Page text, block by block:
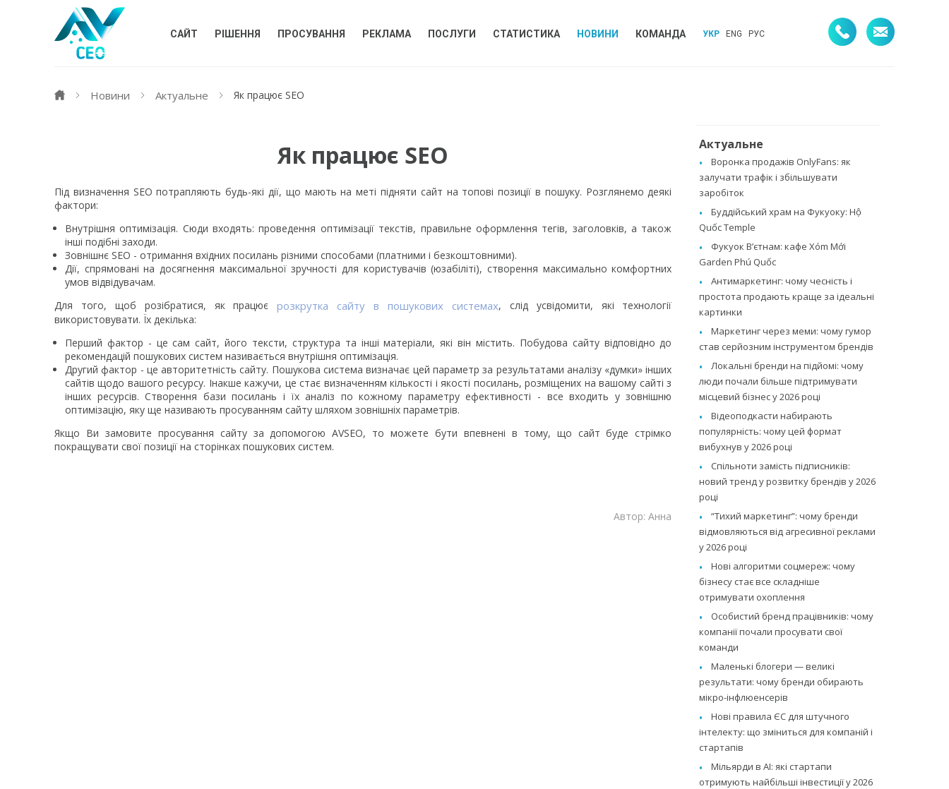
САЙТ РІШЕННЯ ПРОСУВАННЯ РЕКЛАМА ПОСЛУГИ СТАТИСТИКА НОВИНИ КОМАНДА УКР ENG РУС
Новини Актуальне Як працює SEO
Як працює SEO
Під визначення SEO потрапляють будь-які дії, що мають на меті підняти сайт на топові позиції в пошуку. Розглянемо деякі
фактори:
Внутрішня оптимізація. Сюди входять: проведення оптимізації текстів, правильне оформлення тегів, заголовків, а також
інші подібні заходи.
Зовнішнє SEO - отримання вхідних посилань різними способами (платними і безкоштовними).
Дії, спрямовані на досягнення максимальної зручності для користувачів (юзабіліті), створення максимально комфортних
умов відвідувачам.
Для того, щоб розібратися, як працюєрозкрутка сайту в пошукових системах, слід усвідомити, які технології
використовувати. Їх декілька:
Перший фактор - це сам сайт, його тексти, структура та інші матеріали, які він містить. Побудова сайту відповідно до
рекомендацій пошукових систем називається внутрішня оптимізація.
Другий фактор - це авторитетність сайту. Пошукова система визначає цей параметр за результатами аналізу «думки» інших
сайтів щодо вашого ресурсу. Інакше кажучи, це стає визначенням кількості і якості посилань, розміщених на вашому сайті з
інших ресурсів. Створення бази посилань і їх аналіз по кожному параметру ефективності - все входить у зовнішню
оптимізацію, яку ще називають просуванням сайту шляхом зовнішніх параметрів.
Якщо Ви замовите просування сайту за допомогою AVSEO, то можете бути впевнені в тому, що сайт буде стрімко
покращувати свої позиції на сторінках пошукових систем.
Автор: Анна
Актуальне
Воронка продажів OnlyFans: як
залучати трафік і збільшувати
заробіток
Буддійський храм на Фукуоку: Hộ
Quốc Temple
Фукуок В’єтнам: кафе Xóm Mới
Garden Phú Quốc
Антимаркетинг: чому чесність і
простота продають краще за ідеальні
картинки
Маркетинг через меми: чому гумор
став серйозним інструментом брендів
Локальні бренди на підйомі: чому
люди почали більше підтримувати
місцевий бізнес у 2026 році
Відеоподкасти набирають
популярність: чому цей формат
вибухнув у 2026 році
Спільноти замість підписників:
новий тренд у розвитку брендів у 2026
році
“Тихий маркетинг”: чому бренди
відмовляються від агресивної реклами
у 2026 році
Нові алгоритми соцмереж: чому
бізнесу стає все складніше
отримувати охоплення
Особистий бренд працівників: чому
компанії почали просувати свої
команди
Маленькі блогери — великі
результати: чому бренди обирають
мікро-інфлюенсерів
Нові правила ЄС для штучного
інтелекту: що зміниться для компаній і
стартапів
Мільярди в AI: які стартапи
отримують найбільші інвестиції у 2026